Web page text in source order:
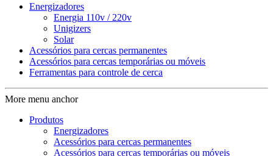
Energizadores
Energia 110v / 220v
Unigizers
Solar
Acessórios para cercas permanentes
Acessórios para cercas temporárias ou móveis
Ferramentas para controle de cerca
More menu anchor
Produtos
Energizadores
Acessórios para cercas permanentes
Acessórios para cercas temporárias ou móveis